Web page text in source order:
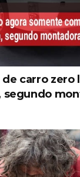
carro zero
segundo